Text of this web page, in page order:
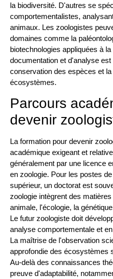
la biodiversité. D'autres se
comportementalistes,
animaux. Les zoologistes
domaines comme la
biotechnologies appliquées à
documentation et d'analyse
conservation des espèces et
écosystèmes.
Parcours
devenir
La formation pour devenir
académique exigeant et
généralement par une licence
en zoologie. Pour les postes
supérieur, un doctorat est
zoologie intègrent des
animale, l'écologie, la
Le futur zoologiste doit
analyse comportementale et
La maîtrise de l'observation
approfondie des écosystèmes
Au-delà des connaissances
preuve d'adaptabilité,